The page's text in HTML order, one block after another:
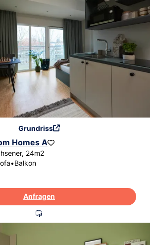
Grundriss
Homes A
24m2
•Balkon
Anfragen